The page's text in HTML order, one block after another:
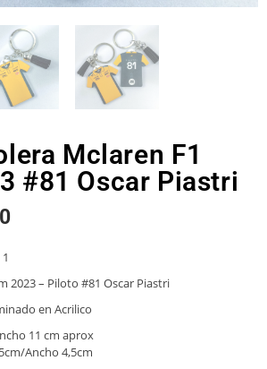
Mclaren F1
#81 Oscar Piastri
2023 – Piloto #81 Oscar Piastri
en Acrilico
11 cm aprox
Ancho 4,5cm